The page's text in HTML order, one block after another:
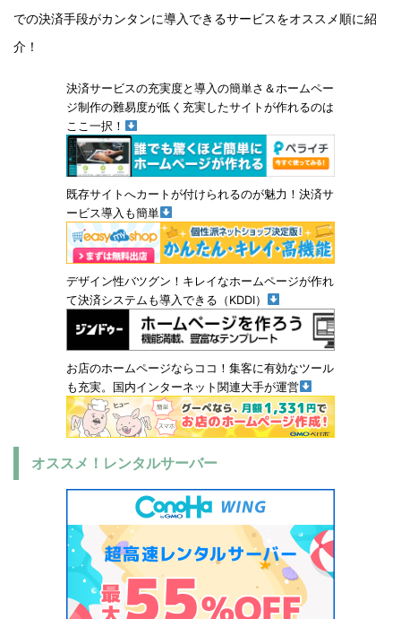
での決済手段がカンタンに導入できるサービスをオススメ順に紹
介！
決済サービスの充実度と導入の簡単さ＆ホームペー
ジ制作の難易度が低く充実したサイトが作れるのは
ここ一択！
既存サイトへカートが付けられるのが魅力！決済サ
ービス導入も簡単
デザイン性バツグン！キレイなホームページが作れ
て決済システムも導入できる（KDDI）
お店のホームページならココ！集客に有効なツール
も充実。国内インターネット関連大手が運営
オススメ！レンタルサーバー